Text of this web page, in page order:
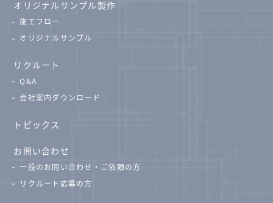
オリジナルサンプル製作
施工フロー
オリジナルサンプル
リクルート
Q&A
会社案内ダウンロード
トピックス
お問い合わせ
一般のお問い合わせ・ご依頼の方
リクルート応募の方